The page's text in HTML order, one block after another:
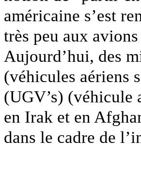
américaine s’est
très peu aux
Aujourd’hui, des
(véhicules aériens
(UGV’s) (véhicule
en Irak et en
dans le cadre de